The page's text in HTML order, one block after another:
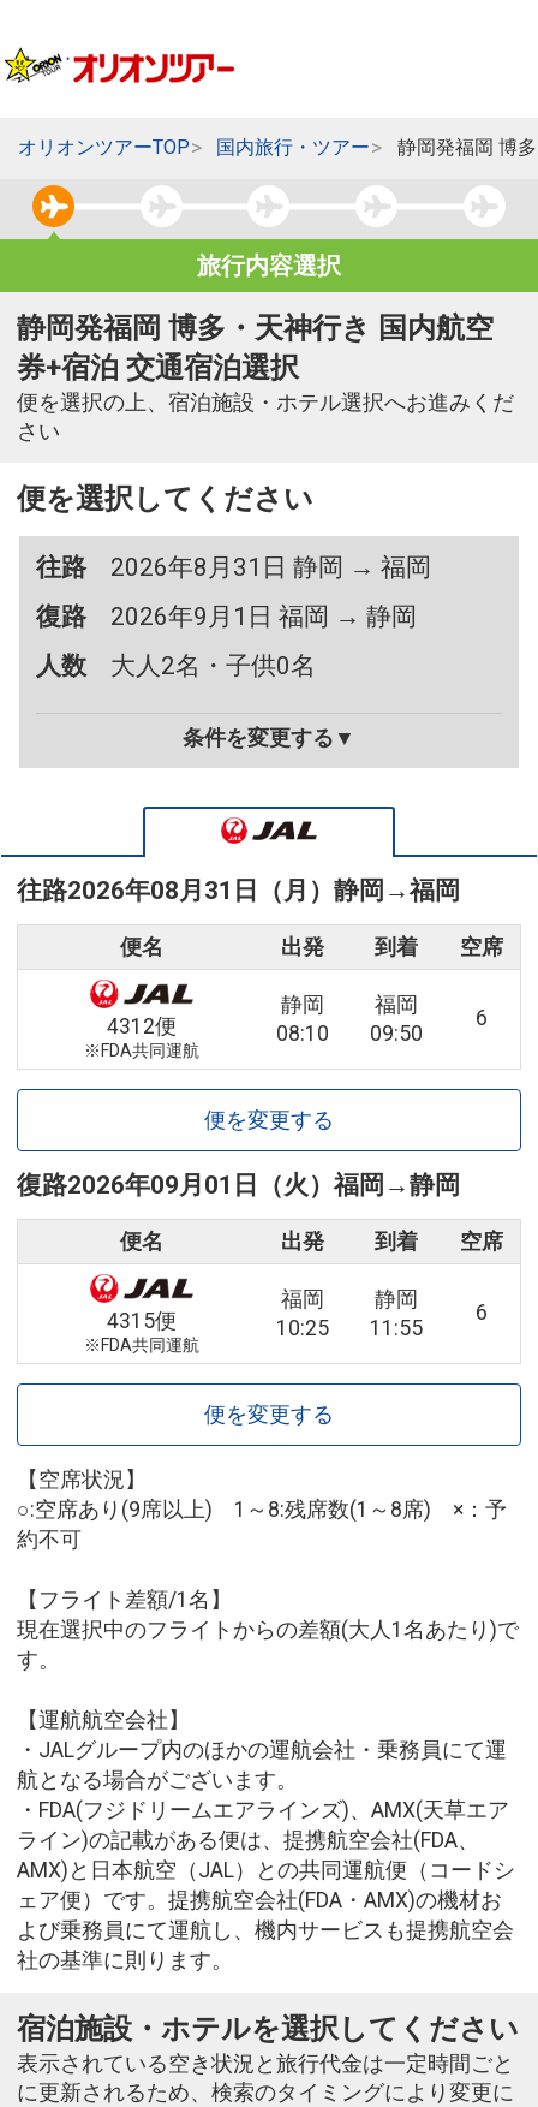
オリオンツアーTOP 国内旅行・ツアー 静岡発福岡 博
旅行内容選択
静岡発福岡 博多・天神行き 国内航空
券+宿泊 交通宿泊選択
便を選択の上、宿泊施設・ホテル選択へお進みくだ
さい
便を選択してください
往路
2026年8月31日 静岡 → 福岡
復路
2026年9月1日 福岡 → 静岡
人数
大人2名・子供0名
条件を変更する▼
往路2026年08月31日（月） 静岡 →福岡
便名 出発 到着 空席
4312便
※FDA共同運航
静岡
08:10
福岡
09:50
6
便を変更する
復路2026年09月01日（火）福岡 →静岡
便名 出発 到着 空席
4315便
※FDA共同運航
福岡
10:25
静岡
11:55
6
便を変更する
【空席状況】
○:空席あり(9席以上) 1～8:残席数(1～8席) ×：予
約不可
【フライト差額/1名】
現在選択中のフライトからの差額(大人1名あたり)で
す。
【運航航空会社】
・JALグループ内のほかの運航会社・乗務員にて運
航となる場合がございます。
・FDA(フジドリームエアラインズ)、AMX(天草エア
ライン)の記載がある便は、提携航空会社(FDA、
AMX)と日本航空（JAL）との共同運航便（コードシ
ェア便）です。提携航空会社(FDA・AMX)の機材お
よび乗務員にて運航し、機内サービスも提携航空会
社の基準に則ります。
宿泊施設・ホテルを選択してください
表示されている空き状況と旅行代金は一定時間ごと
に更新されるため、検索のタイミングにより変更に